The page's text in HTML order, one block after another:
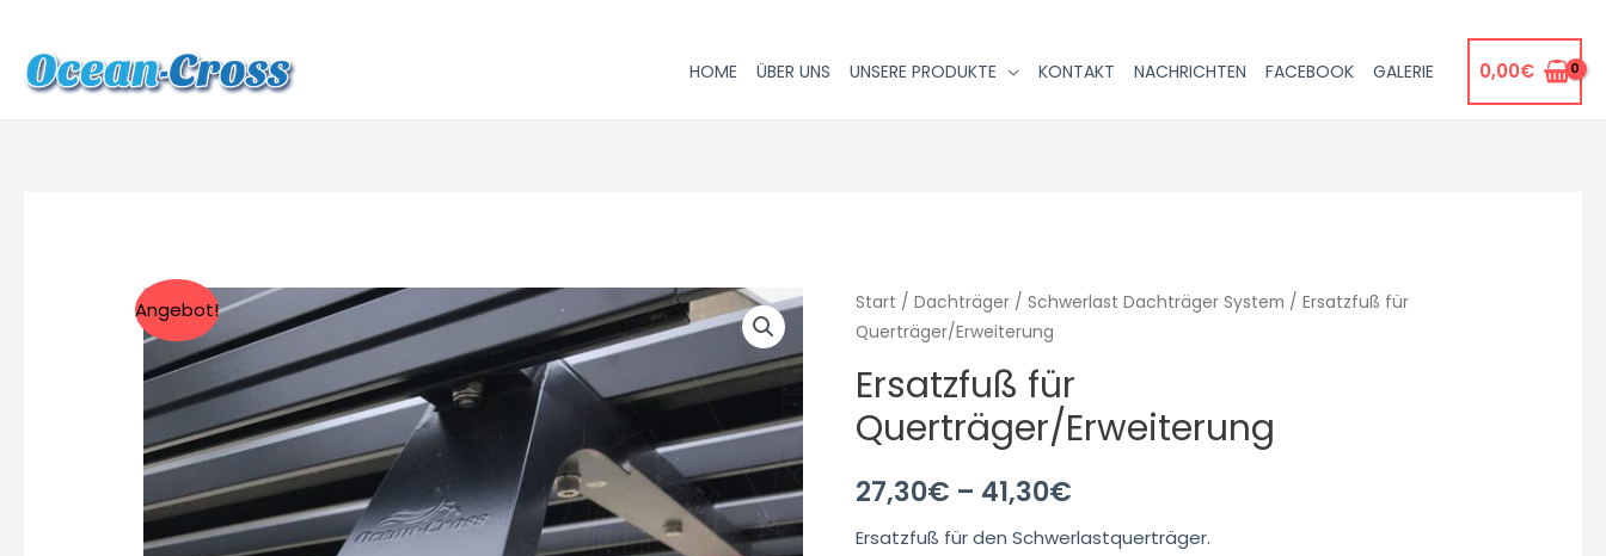
HOME ÜBER UNS UNSERE PRODUKTE KONTAKT NACHRICHTEN FACEBOOK GALERIE 0,00€
Angebot! Start /Dachträger /Schwerlast Dachträger System / Ersatzfuß für
Querträger/Erweiterung
Ersatzfuß für
Querträger/Erweiterung
27,30€ – 41,30€
Ersatzfuß für den Schwerlastquerträger.